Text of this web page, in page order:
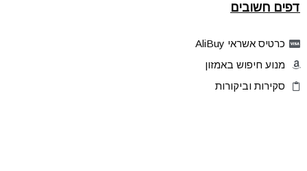
דפים חשובים
כרטיס אשראי AliBuy
מנוע חיפוש באמזון
סקירות וביקורות